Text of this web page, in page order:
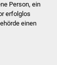
für
Person, ein
erfolglos
einen